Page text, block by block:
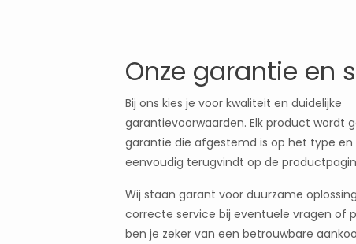
Onze garantie en
Bij ons kies je voor kwaliteit en duidelijke
garantievoorwaarden. Elk product wordt
garantie die afgestemd is op het type en
eenvoudig terugvindt op de
Wij staan garant voor duurzame
correcte service bij eventuele vragen of
ben je zeker van een betrouwbare